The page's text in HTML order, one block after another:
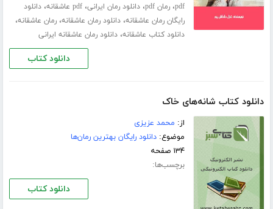
pdf،رمان pdf ،دانلود رمان ایرانی،pdf عاشقانه ،دانلود
رایگان رمان عاشقانه،دانلود رمان عاشقانه،رمان عاشقانه،
دانلود کتاب عاشقانه،دانلود رمان عاشقانه ایرانی
دانلود کتاب
دانلود کتاب شانه‌هاى خاک
از: محمد عزیزى
موضوع:دانلود رایگان بهترین رمان‌ها
۱۳۴ صفحه
برچسب‌ها:
دانلود کتاب